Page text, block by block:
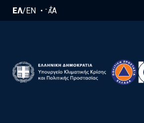
Παράκαμψη προς το κυρίως
ΕΛ/EN -A+A